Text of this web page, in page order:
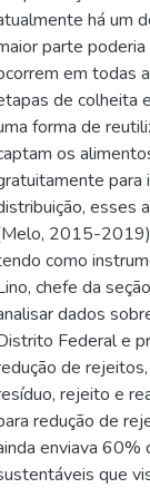
há um
parte
em todas
de colheita
forma de
os
para
esses
2015-
como
chefe da
dados
Federal e
de
rejeito e
redução de
enviava 60%
que